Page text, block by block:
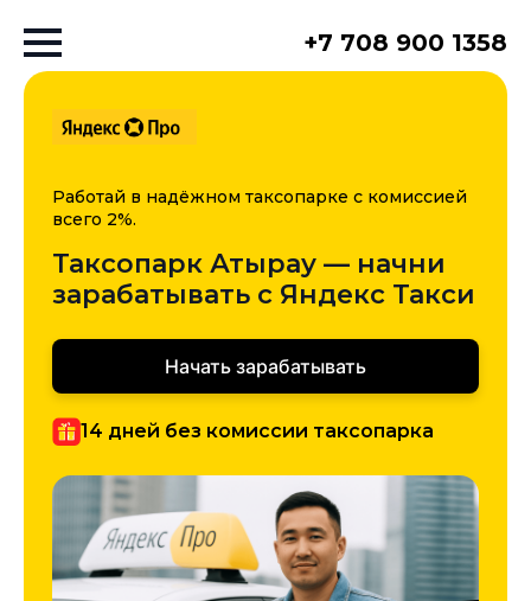
+7 708 900 1358
Работай в надёжном таксопарке с комиссией
всего 2%.
Таксопарк Атырау — начни
зарабатывать с Яндекс Такси
Начать зарабатывать
14 дней без комиссии таксопарка